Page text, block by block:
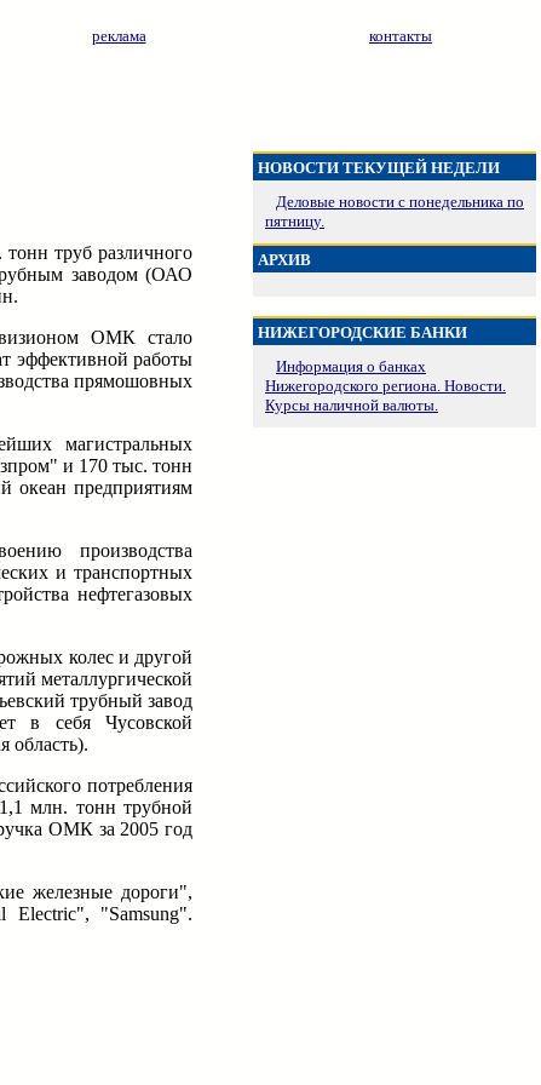
реклама контакты
труб различного
заводом (ОАО
ОМК стало
эффективной работы
прямошовных
магистральных
и 170 тыс. тонн
океан предприятиям
производства
и транспортных
нефтегазовых
колес и другой
металлургической
трубный завод
в себя Чусовской
область).
потребления
млн. тонн трубной
ОМК за 2005 год
железные дороги",
"Samsung".
НОВОСТИ ТЕКУЩЕЙ НЕДЕЛИ
Деловые новости с понедельника по
пятницу.
АРХИВ
НИЖЕГОРОДСКИЕ БАНКИ
Информация о банках
Нижегородского региона. Новости.
Курсы наличной валюты.